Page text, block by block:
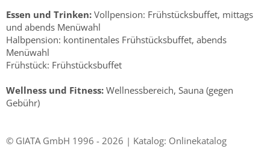
Essen und Trinken: Vollpension: Frühstücksbuffet, mittags
und abends Menüwahl
Halbpension: kontinentales Frühstücksbuffet, abends
Menüwahl
Frühstück: Frühstücksbuffet
Wellness und Fitness: Wellnessbereich, Sauna (gegen
Gebühr)
© GIATA GmbH 1996 - 2026 | Katalog: Onlinekatalog